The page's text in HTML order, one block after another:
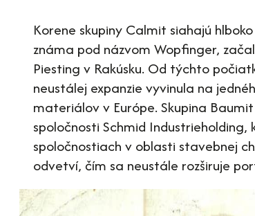
Korene skupiny Calmit siahajú
známa pod názvom Wopfinger,
Piesting v Rakúsku. Od týchto
neustálej expanzie vyvinula na
materiálov v Európe. Skupina
spoločnosti Schmid
spoločnostiach v oblasti stavebnej
odvetví, čím sa neustále rozširuje